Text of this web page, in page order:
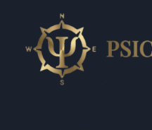
Conteúdo